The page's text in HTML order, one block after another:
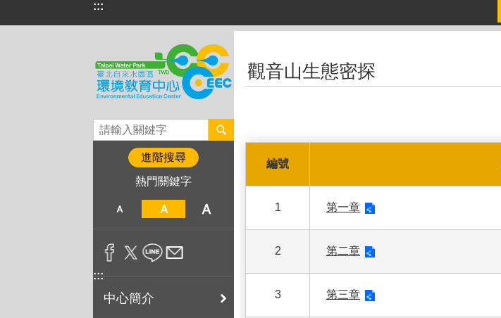
跳到主要內容區塊
:::
進階搜尋
熱門關鍵字
:::
中心簡介
觀音山生態密探
編號
1 第一章
2 第二章
3 第三章